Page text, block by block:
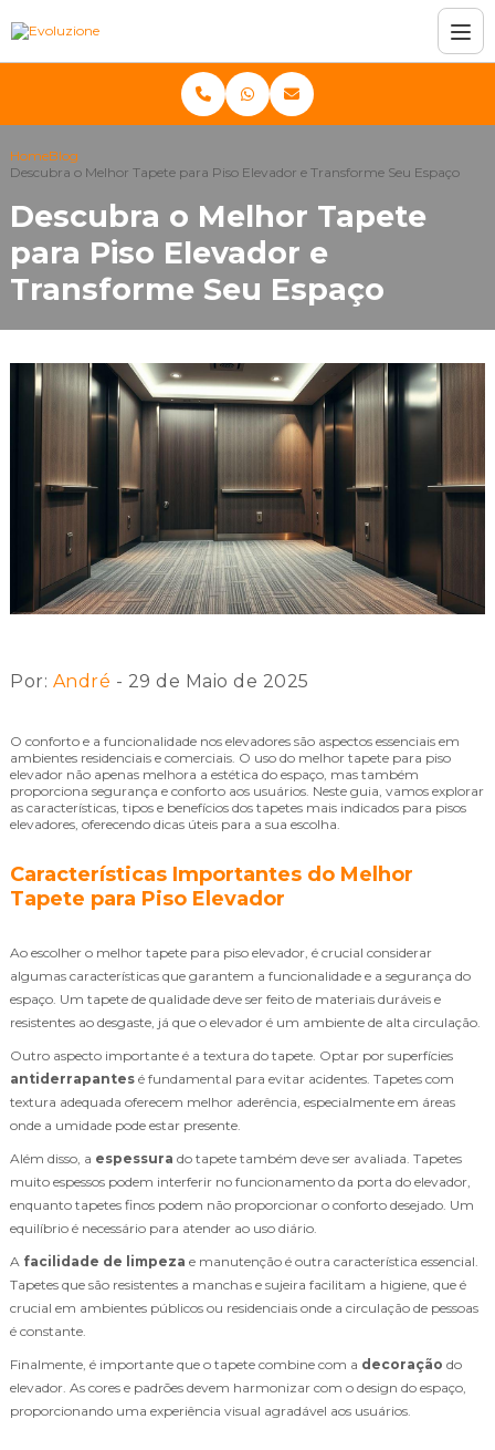
HomeBlog
Descubra o Melhor Tapete para Piso Elevador e Transforme Seu Espaço
Descubra o Melhor Tapete
para Piso Elevador e
Transforme Seu Espaço
Por: André - 29 de Maio de 2025
O conforto e a funcionalidade nos elevadores são aspectos essenciais em
ambientes residenciais e comerciais. O uso do melhor tapete para piso
elevador não apenas melhora a estética do espaço, mas também
proporciona segurança e conforto aos usuários. Neste guia, vamos explorar
as características, tipos e benefícios dos tapetes mais indicados para pisos
elevadores, oferecendo dicas úteis para a sua escolha.
Características Importantes do Melhor
Tapete para Piso Elevador
Ao escolher o melhor tapete para piso elevador, é crucial considerar
algumas características que garantem a funcionalidade e a segurança do
espaço. Um tapete de qualidade deve ser feito de materiais duráveis e
resistentes ao desgaste, já que o elevador é um ambiente de alta circulação.
Outro aspecto importante é a textura do tapete. Optar por superfícies
antiderrapantes é fundamental para evitar acidentes. Tapetes com
textura adequada oferecem melhor aderência, especialmente em áreas
onde a umidade pode estar presente.
Além disso, a espessura do tapete também deve ser avaliada. Tapetes
muito espessos podem interferir no funcionamento da porta do elevador,
enquanto tapetes finos podem não proporcionar o conforto desejado. Um
equilíbrio é necessário para atender ao uso diário.
A facilidade de limpeza e manutenção é outra característica essencial.
Tapetes que são resistentes a manchas e sujeira facilitam a higiene, que é
crucial em ambientes públicos ou residenciais onde a circulação de pessoas
é constante.
Finalmente, é importante que o tapete combine com a decoração do
elevador. As cores e padrões devem harmonizar com o design do espaço,
proporcionando uma experiência visual agradável aos usuários.